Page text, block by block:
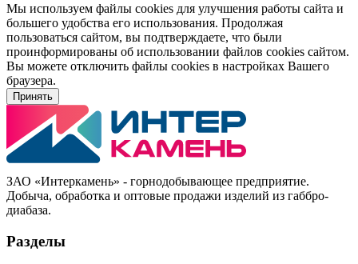
Мы используем файлы cookies для улучшения работы сайта и
большего удобства его использования. Продолжая
пользоваться сайтом, вы подтверждаете, что были
проинформированы об использовании файлов cookies сайтом.
Вы можете отключить файлы cookies в настройках Вашего
браузера.
Принять
ЗАО «Интеркамень» - горнодобывающее предприятие.
Добыча, обработка и оптовые продажи изделий из габбро-
диабаза.
Разделы